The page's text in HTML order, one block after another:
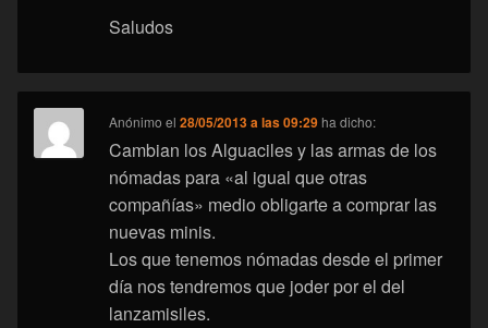
Saludos
Anónimo el28/05/2013 a las 09:29 ha dicho:
Cambian los Alguaciles y las armas de los
nómadas para «al igual que otras
compañías» medio obligarte a comprar las
nuevas minis.
Los que tenemos nómadas desde el primer
día nos tendremos que joder por el del
lanzamisiles.